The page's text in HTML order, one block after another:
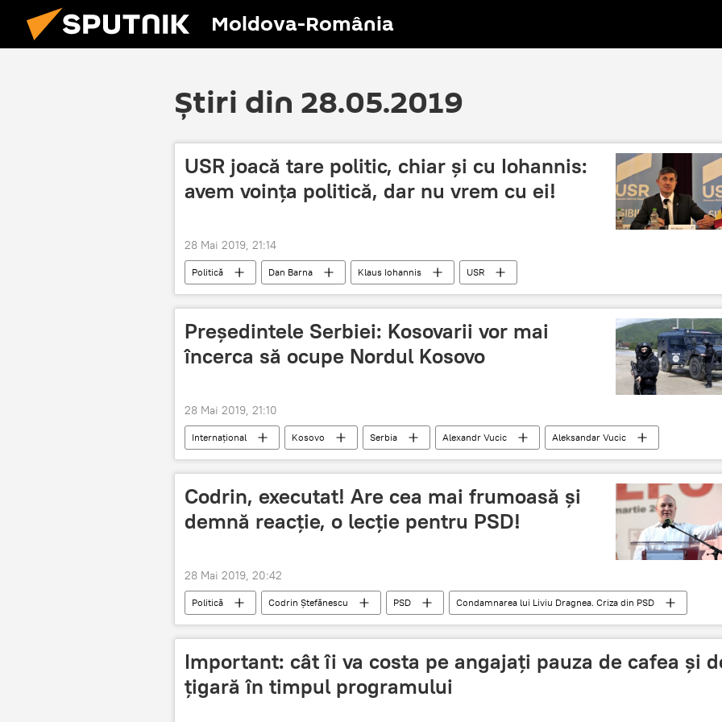
Moldova-România
Știri din 28.05.2019
USR joacă tare politic, chiar și cu Iohannis:
avem voința politică, dar nu vrem cu ei!
28 Mai 2019, 21:14
Politică Dan Barna Klaus Iohannis USR
Președintele Serbiei: Kosovarii vor mai
încerca să ocupe Nordul Kosovo
28 Mai 2019, 21:10
Internaţional Kosovo Serbia Alexandr Vucic Aleksandar Vucic
Codrin, executat! Are cea mai frumoasă și
demnă reacție, o lecție pentru PSD!
28 Mai 2019, 20:42
Politică Codrin Ștefănescu PSD Condamnarea lui Liviu Dragnea. Criza din PSD
Important: cât îi va costa pe angajați pauza de cafea și
țigară în timpul programului